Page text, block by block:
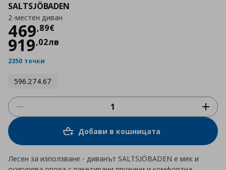
SALTSJÖBADEN
2-местен диван
469,89€
Цена469,89 €
919,02лв
2350 точки
596.274.67
Добави в кошницата
Лесен за използване - диванът SALTSJÖBADEN е мек и